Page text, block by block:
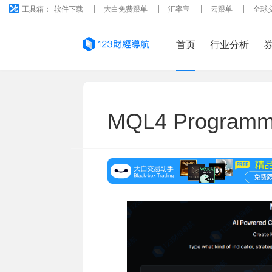
工具箱： 软件下载 大白免费跟单 汇率宝 云跟单 全球
首页 行业分析
MQL4